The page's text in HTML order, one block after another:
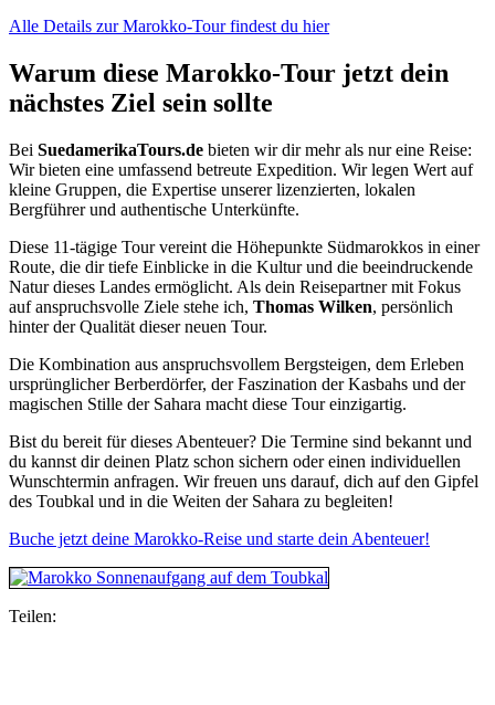
Alle Details zur Marokko-Tour findest du hier
Warum diese Marokko-Tour jetzt dein
nächstes Ziel sein sollte
Bei SuedamerikaTours.de bieten wir dir mehr als nur eine Reise:
Wir bieten eine umfassend betreute Expedition. Wir legen Wert auf
kleine Gruppen, die Expertise unserer lizenzierten, lokalen
Bergführer und authentische Unterkünfte.
Diese 11-tägige Tour vereint die Höhepunkte Südmarokkos in einer
Route, die dir tiefe Einblicke in die Kultur und die beeindruckende
Natur dieses Landes ermöglicht. Als dein Reisepartner mit Fokus
auf anspruchsvolle Ziele stehe ich, Thomas Wilken, persönlich
hinter der Qualität dieser neuen Tour.
Die Kombination aus anspruchsvollem Bergsteigen, dem Erleben
ursprünglicher Berberdörfer, der Faszination der Kasbahs und der
magischen Stille der Sahara macht diese Tour einzigartig.
Bist du bereit für dieses Abenteuer? Die Termine sind bekannt und
du kannst dir deinen Platz schon sichern oder einen individuellen
Wunschtermin anfragen. Wir freuen uns darauf, dich auf den Gipfel
des Toubkal und in die Weiten der Sahara zu begleiten!
Buche jetzt deine Marokko-Reise und starte dein Abenteuer!
Teilen: